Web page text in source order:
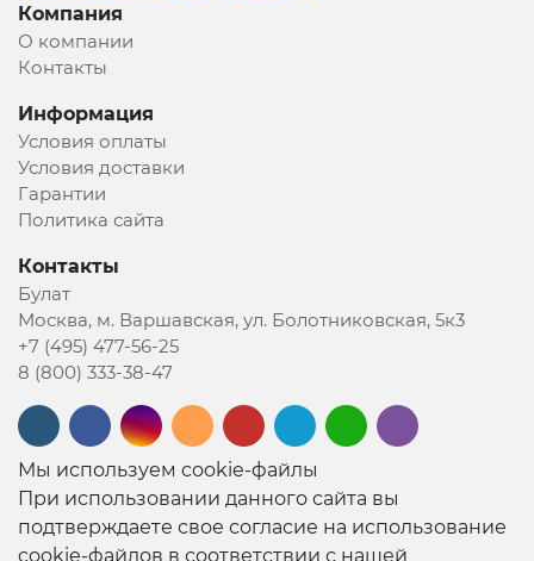
Компания
О компании
Контакты
Информация
Условия оплаты
Условия доставки
Гарантии
Политика сайта
Контакты
Булат
Москва, м. Варшавская, ул. Болотниковская, 5к3
+7 (495) 477-56-25
8 (800) 333-38-47
Мы используем cookie-файлы
При использовании данного сайта вы
подтверждаете свое согласие на использование
cookie-файлов в соответствии с нашей